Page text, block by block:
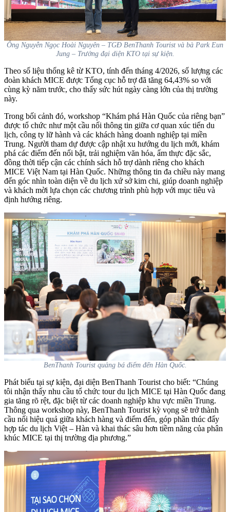
Ông Nguyễn Ngọc Hoài Nguyên – TGĐ BenThanh Tourist và bà Park Eun
Jung – Trưởng đại diện KTO tại sự kiện.
Theo số liệu thống kê từ KTO, tính đến tháng 4/2026, số lượng các
đoàn khách MICE được Tổng cục hỗ trợ đã tăng 64,43% so với
cùng kỳ năm trước, cho thấy sức hút ngày càng lớn của thị trường
này.
Trong bối cảnh đó, workshop “Khám phá Hàn Quốc của riêng bạn”
được tổ chức như một cầu nối thông tin giữa cơ quan xúc tiến du
lịch, công ty lữ hành và các khách hàng doanh nghiệp tại miền
Trung. Người tham dự được cập nhật xu hướng du lịch mới, khám
phá các điểm đến nổi bật, trải nghiệm văn hóa, ẩm thực đặc sắc,
đồng thời tiếp cận các chính sách hỗ trợ dành riêng cho khách
MICE Việt Nam tại Hàn Quốc. Những thông tin đa chiều này mang
đến góc nhìn toàn diện về du lịch xứ sở kim chi, giúp doanh nghiệp
và khách mời lựa chọn các chương trình phù hợp với mục tiêu và
định hướng riêng.
BenThanh Tourist quảng bá điểm đến Hàn Quốc.
Phát biểu tại sự kiện, đại diện BenThanh Tourist cho biết: “Chúng
tôi nhận thấy nhu cầu tổ chức tour du lịch MICE tại Hàn Quốc đang
gia tăng rõ rệt, đặc biệt từ các doanh nghiệp khu vực miền Trung.
Thông qua workshop này, BenThanh Tourist kỳ vọng sẽ trở thành
cầu nối hiệu quả giữa khách hàng và điểm đến, góp phần thúc đẩy
hợp tác du lịch Việt – Hàn và khai thác sâu hơn tiềm năng của phân
khúc MICE tại thị trường địa phương.”